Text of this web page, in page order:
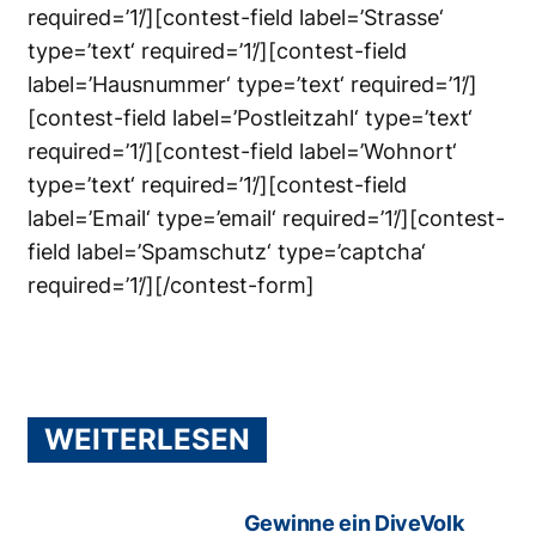
required=’1’/][contest-field label=’Strasse‘
type=’text‘ required=’1’/][contest-field
label=’Hausnummer‘ type=’text‘ required=’1’/]
[contest-field label=’Postleitzahl‘ type=’text‘
required=’1’/][contest-field label=’Wohnort‘
type=’text‘ required=’1’/][contest-field
label=’Email‘ type=’email‘ required=’1’/][contest-
field label=’Spamschutz‘ type=’captcha‘
required=’1’/][/contest-form]
WEITERLESEN
Gewinne ein DiveVolk